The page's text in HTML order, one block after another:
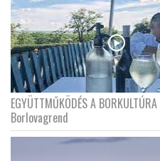
EGYÜTTMŰKÖDÉS A
Borlovagrend